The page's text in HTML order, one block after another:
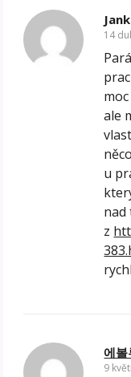
14
ale
u
nad
z
에볼
9